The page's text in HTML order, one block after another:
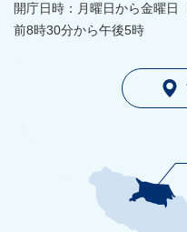
開庁日時：月曜日から金曜日
前8時30分から午後5時